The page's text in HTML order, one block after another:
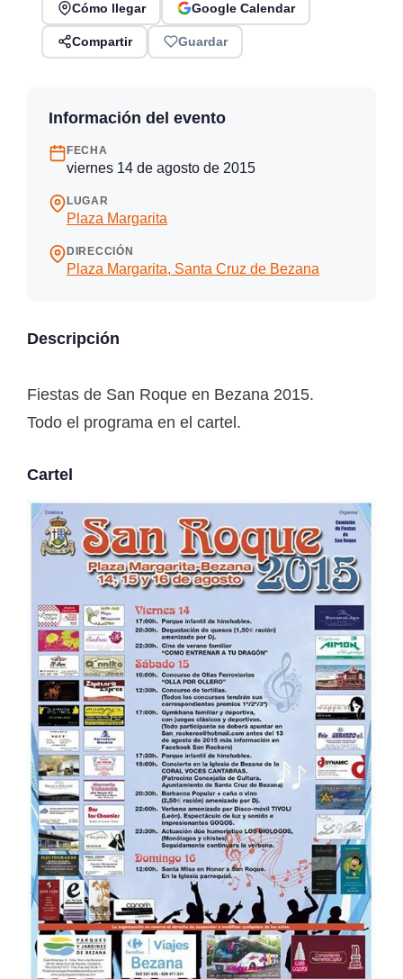
Cómo llegar Google Calendar
Compartir Guardar
Información del evento
FECHA
viernes 14 de agosto de 2015
LUGAR
Plaza Margarita
DIRECCIÓN
Plaza Margarita, Santa Cruz de Bezana
Descripción
Fiestas de San Roque en Bezana 2015.
Todo el programa en el cartel.
Cartel